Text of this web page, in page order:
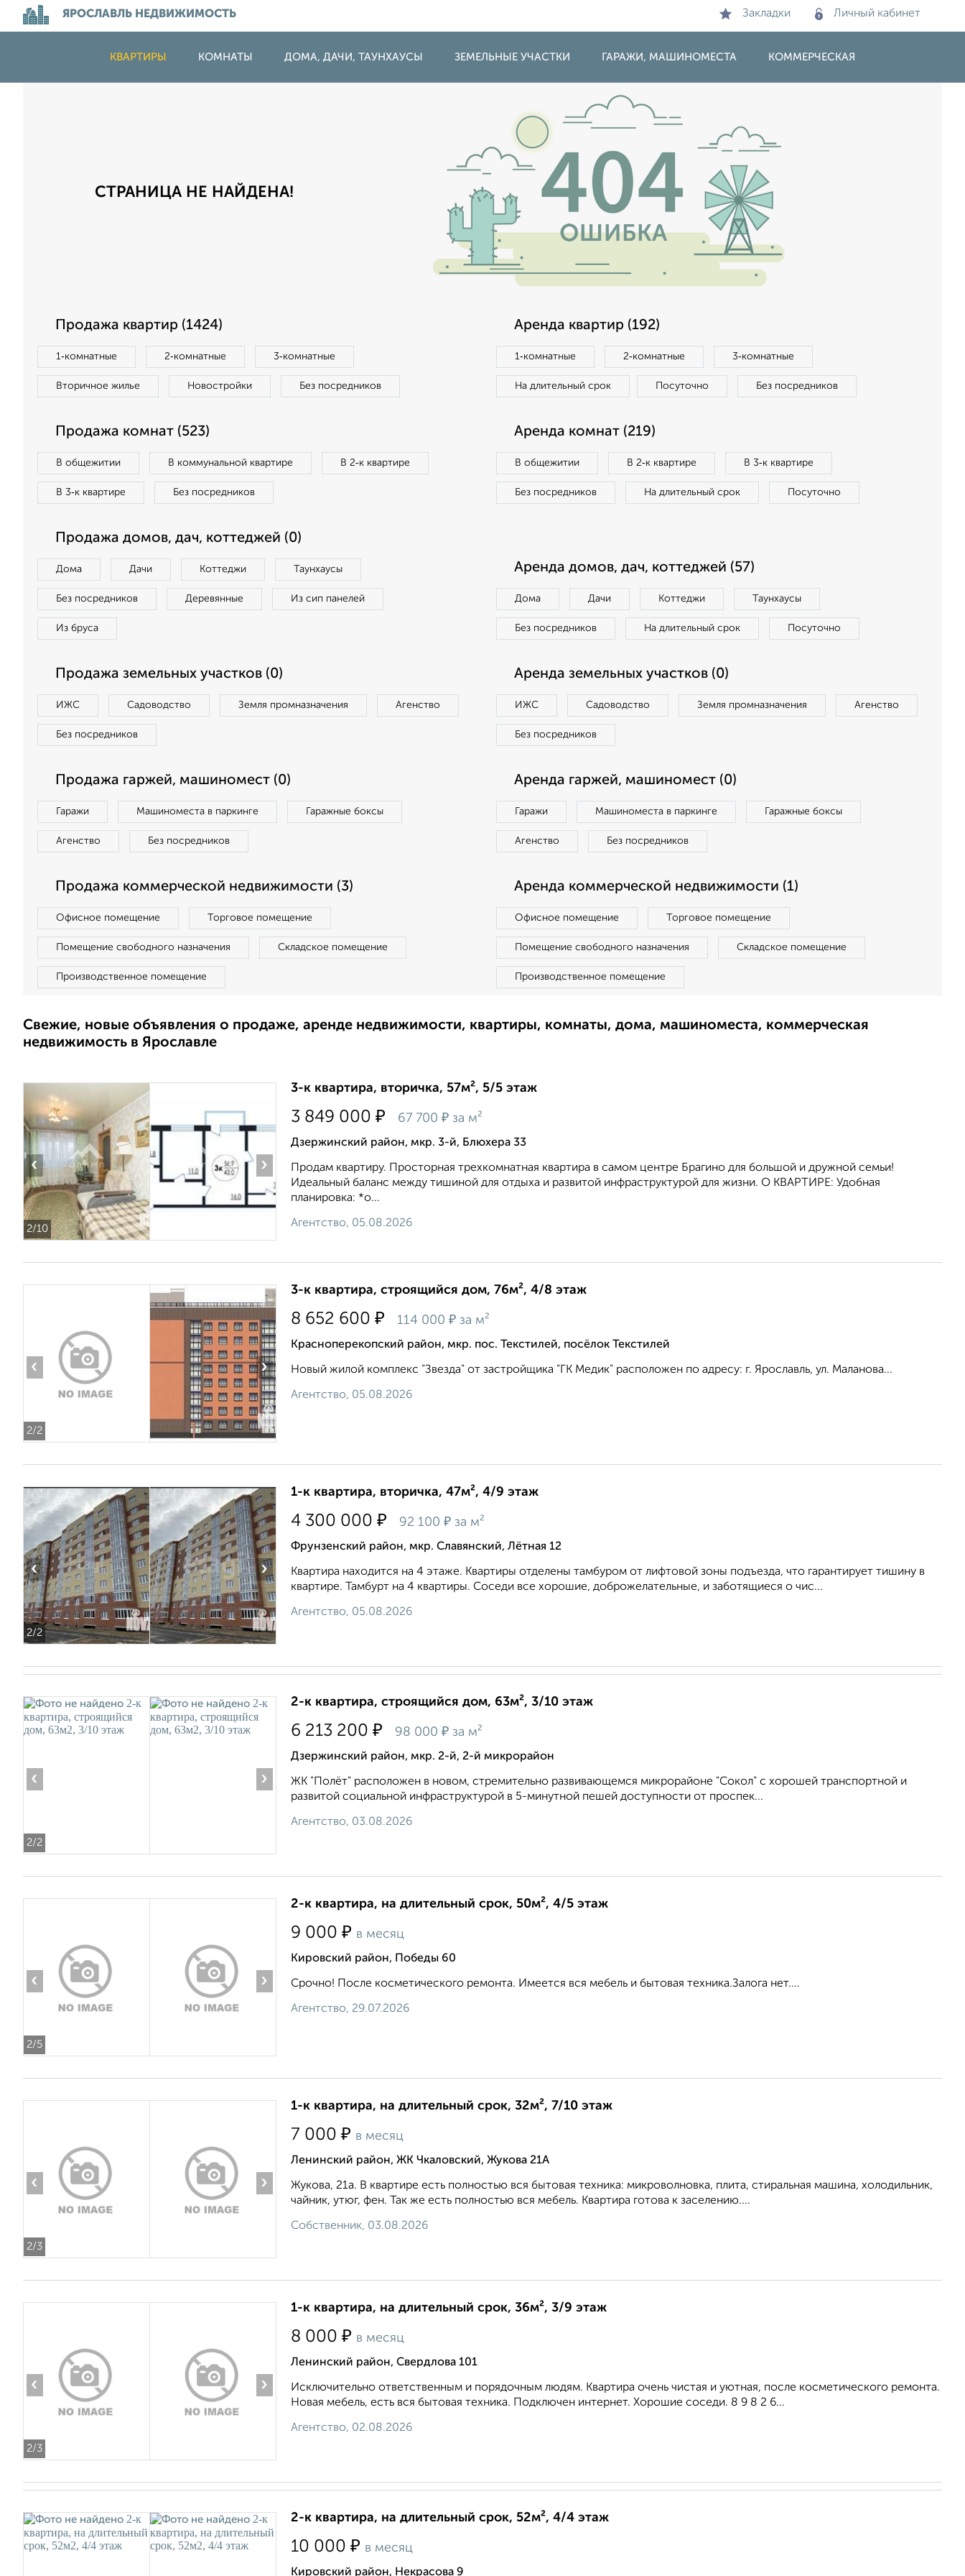
ЯРОСЛАВЛЬ НЕДВИЖИМОСТЬ Закладки Личный кабинет
КВАРТИРЫ КОМНАТЫ ДОМА, ДАЧИ, ТАУНХАУСЫ ЗЕМЕЛЬНЫЕ УЧАСТКИ ГАРАЖИ, МАШИНОМЕСТА КОММЕРЧЕСКАЯ
СТРАНИЦА НЕ НАЙДЕНА!
Продажа квартир (1424)
1‑комнатные 2‑комнатные 3‑комнатные
Вторичное жилье Новостройки Без посредников
Аренда квартир (192)
1‑комнатные 2‑комнатные 3‑комнатные
На длительный срок Посуточно Без посредников
Продажа комнат (523)
В общежитии В коммунальной квартире В 2‑к квартире
В 3‑к квартире Без посредников
Аренда комнат (219)
В общежитии В 2‑к квартире В 3‑к квартире
Без посредников На длительный срок Посуточно
Продажа домов, дач, коттеджей (0)
Дома Дачи Коттеджи Таунхаусы
Без посредников Деревянные Из сип панелей
Из бруса
Аренда домов, дач, коттеджей (57)
Дома Дачи Коттеджи Таунхаусы
Без посредников На длительный срок Посуточно
Продажа земельных участков (0)
ИЖС Садоводство Земля промназначения Агенство
Без посредников
Аренда земельных участков (0)
ИЖС Садоводство Земля промназначения Агенство
Без посредников
Продажа гаржей, машиномест (0)
Гаражи Машиноместа в паркинге Гаражные боксы
Агенство Без посредников
Аренда гаржей, машиномест (0)
Гаражи Машиноместа в паркинге Гаражные боксы
Агенство Без посредников
Продажа коммерческой недвижимости (3)
Офисное помещение Торговое помещение
Помещение свободного назначения Складское помещение
Производственное помещение
Аренда коммерческой недвижимости (1)
Офисное помещение Торговое помещение
Помещение свободного назначения Складское помещение
Производственное помещение
Свежие, новые объявления о продаже, аренде недвижимости, квартиры, комнаты, дома, машиноместа, коммерческая
недвижимость в Ярославле
2/10
‹ ›
3-к квартира, вторичка, 57м², 5/5 этаж
3 849 000 ₽ 67 700 ₽ за м²
Дзержинский район, мкр. 3-й, Блюхера 33
Продам квартиру. Просторная трехкомнатная квартира в самом центре Брагино для большой и дружной семьи!
Идеальный баланс между тишиной для отдыха и развитой инфраструктурой для жизни. О КВАРТИРЕ: Удобная
планировка: *о...
Агентство, 05.08.2026
2/2
‹ ›
3-к квартира, строящийся дом, 76м², 4/8 этаж
8 652 600 ₽ 114 000 ₽ за м²
Красноперекопский район, мкр. пос. Текстилей, посёлок Текстилей
Новый жилой комплекс "Звезда" от застройщика "ГК Медик" расположен по адресу: г. Ярославль, ул. Маланова...
Агентство, 05.08.2026
2/2
‹ ›
1-к квартира, вторичка, 47м², 4/9 этаж
4 300 000 ₽ 92 100 ₽ за м²
Фрунзенский район, мкр. Славянский, Лётная 12
Квартира находится на 4 этаже. Квартиры отделены тамбуром от лифтовой зоны подъезда, что гарантирует тишину в
квартире. Тамбурт на 4 квартиры. Соседи все хорошие, доброжелательные, и заботящиеся о чис...
Агентство, 05.08.2026
2/2
‹ ›
2-к квартира, строящийся дом, 63м², 3/10 этаж
6 213 200 ₽ 98 000 ₽ за м²
Дзержинский район, мкр. 2-й, 2-й микрорайон
ЖК "Полёт" расположен в новом, стремительно развивающемся микрорайоне "Сокол" с хорошей транспортной и
развитой социальной инфраструктурой в 5-минутной пешей доступности от проспек...
Агентство, 03.08.2026
2/5
‹ ›
2-к квартира, на длительный срок, 50м², 4/5 этаж
9 000 ₽ в месяц
Кировский район, Победы 60
Срочно! После косметического ремонта. Имеется вся мебель и бытовая техника.Залога нет....
Агентство, 29.07.2026
2/3
‹ ›
1-к квартира, на длительный срок, 32м², 7/10 этаж
7 000 ₽ в месяц
Ленинский район, ЖК Чкаловский, Жукова 21А
Жукова, 21а. В квартире есть полностью вся бытовая техника: микроволновка, плита, стиральная машина, холодильник,
чайник, утюг, фен. Так же есть полностью вся мебель. Квартира готова к заселению....
Собственник, 03.08.2026
2/3
‹ ›
1-к квартира, на длительный срок, 36м², 3/9 этаж
8 000 ₽ в месяц
Ленинский район, Свердлова 101
Исключительно ответственным и порядочным людям. Квартира очень чистая и уютная, после косметического ремонта.
Новая мебель, есть вся бытовая техника. Подключен интернет. Хорошие соседи. 8 9 8 2 6...
Агентство, 02.08.2026
2-к квартира, на длительный срок, 52м², 4/4 этаж
10 000 ₽ в месяц
Кировский район, Некрасова 9